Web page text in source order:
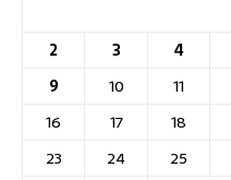
2
3 4
9
10 11
16
17 18
23
24 25